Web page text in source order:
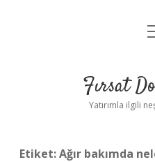
Gizlilik
Fırsat
Yatırımla ilgili
Etiket:Ağır bakımda